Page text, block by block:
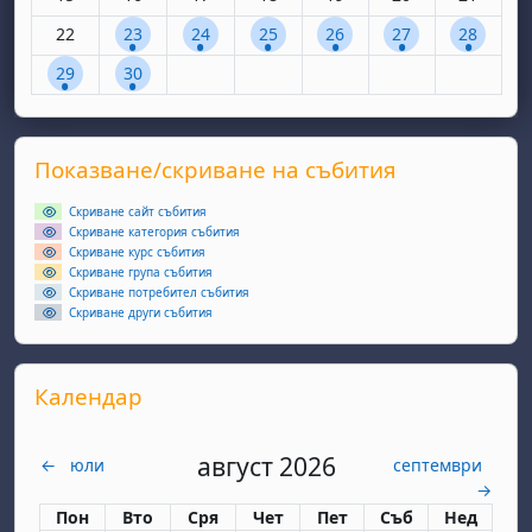
Няма събития, понеделник, 22 септември
22 1 събитие, вторник, 23 септември
23 1 събитие, сряда, 24 септември
24 1 събитие, четвъртък, 25
25 1 събитие, петък, 26
26 1 събитие,
27 128
1 събитие, понеделник, 29 септември
29 1 събитие, вторник, 30 септември
30
Supplementary blocks
Прескочи Показване/скриване на събития
Показване/скриване на събития
Скриване сайт събития
Скриване категория събития
Скриване курс събития
Скриване група събития
Скриване потребител събития
Скриване други събития
Прескочи Календар
Календар
← юли август 2026
септември
→
Понеделник
Пон вторник
Вто сряда
Сря четвъртък
Чет петък
Пет събота
Съб неделя
Нед